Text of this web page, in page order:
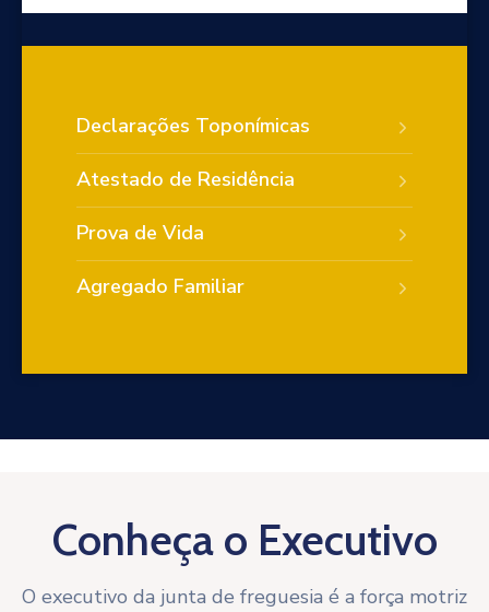
Declarações Toponímicas
Atestado de Residência
Prova de Vida
Agregado Familiar
Conheça o Executivo
O executivo da junta de freguesia é a força motriz